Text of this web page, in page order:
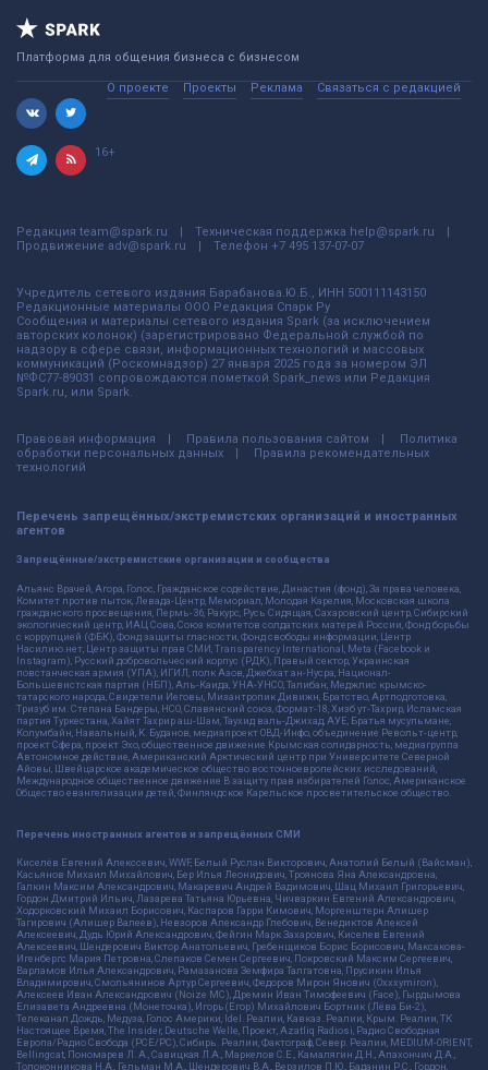
Платформа для общения бизнеса с бизнесом
О проекте Проекты Реклама Связаться с редакцией
16+
Редакция team@spark.ru Техническая поддержка help@spark.ru
Продвижение adv@spark.ru Телефон +7 495 137-07-07
Учредитель сетевого издания Барабанова.Ю.Б., ИНН 500111143150
Редакционные материалы ООО Редакция Спарк Ру
Сообщения и материалы сетевого издания Spark (за исключением
авторских колонок) (зарегистрировано Федеральной службой по
надзору в сфере связи, информационных технологий и массовых
коммуникаций (Роскомнадзор) 27 января 2025 года за номером ЭЛ
№ФС77-89031 сопровождаются пометкой Spark_news или Редакция
Spark.ru, или Spark.
Правовая информация Правила пользования сайтом
Политика
обработки персональных данных
Правила рекомендательных
технологий
Перечень запрещённых/экстремистских организаций и иностранных
агентов
Запрещённые/экстремистские организации и сообщества
Альянс Врачей, Агора, Голос, Гражданское содействие, Династия (фонд), За права человека,
Комитет против пыток, Левада-Центр, Мемориал, Молодая Карелия, Московская школа
гражданского просвещения, Пермь-36, Ракурс, Русь Сидящая, Сахаровский центр, Сибирский
экологический центр, ИАЦ Сова, Союз комитетов солдатских матерей России, Фонд борьбы
с коррупцией (ФБК), Фонд защиты гласности, Фонд свободы информации, Центр
Насилию.нет, Центр защиты прав СМИ, Transparency International, Meta (Facebook и
Instagram), Русский добровольческий корпус (РДК), Правый сектор, Украинская
повстанческая армия (УПА), ИГИЛ, полк Азов, Джебхат ан-Нусра, Национал-
Большевистская партия (НБП), Аль-Каида, УНА-УНСО, Талибан, Меджлис крымско-
татарского народа, Свидетели Иеговы, Мизантропик Дивижн, Братство, Артподготовка,
Тризуб им. Степана Бандеры, НСО, Славянский союз, Формат-18, Хизб ут-Тахрир, Исламская
партия Туркестана, Хайят Тахрир аш-Шам, Таухид валь-Джихад, АУЕ, Братья мусульмане,
Колумбайн, Навальный, К. Буданов, медиапроект ОВД-Инфо, объединение Револьт-центр,
проект Сфера, проект Эхо, общественное движение Крымская солидарность, медиагруппа
Автономное действие, Американский Арктический центр при Университете Северной
Айовы, Швейцарское академическое общество восточноевропейских исследований,
Международное общественное движение В защиту прав избирателей Голос, Американское
Общество евангелизации детей, Финляндское Карельское просветительское общество.
Перечень иностранных агентов и запрещённых СМИ
Киселёв Евгений Алекссевич, WWF, Белый Руслан Викторович, Анатолий Белый (Вайсман),
Касьянов Михаил Михайлович, Бер Илья Леонидович, Троянова Яна Александровна,
Галкин Максим Александрович, Макаревич Андрей Вадимович, Шац Михаил Григорьевич,
Гордон Дмитрий Ильич, Лазарева Татьяна Юрьевна, Чичваркин Евгений Александрович,
Ходорковский Михаил Борисович, Каспаров Гарри Кимович, Моргенштерн Алишер
Тагирович (Алишер Валеев), Невзоров Александр Глебович, Венедиктов Алексей
Алексеевич, Дудь Юрий Александрович, Фейгин Марк Захарович, Киселев Евгений
Алексеевич, Шендерович Виктор Анатольевич, Гребенщиков Борис Борисович, Максакова-
Игенбергс Мария Петровна, Слепаков Семен Сергеевич, Покровский Максим Сергеевич,
Варламов Илья Александрович, Рамазанова Земфира Талгатовна, Прусикин Илья
Владимирович, Смольянинов Артур Сергеевич, Федоров Мирон Янович (Oxxxymiron),
Алексеев Иван Александрович (Noize MC), Дремин Иван Тимофеевич (Face), Гырдымова
Елизавета Андреевна (Монеточка), Игорь(Егор) Михайлович Бортник (Лёва Би-2),
Телеканал Дождь, Медуза, Голос Америки, Idel. Реалии, Кавказ. Реалии, Крым. Реалии, ТК
Настоящее Время, The Insider, Deutsche Welle, Проект, Azatliq Radiosi, Радио Свободная
Европа/Радио Свобода (PCE/PC), Сибирь. Реалии, Фактограф, Север. Реалии, MEDIUM-ORIENT,
Bellingcat, Пономарев Л. А., Савицкая Л.А., Маркелов С.Е., Камалягин Д.Н., Апахончич Д.А.,
Толоконникова Н.А., Гельман М.А., Шендерович В.А., Верзилов П.Ю., Баданин Р.С., Гордон,